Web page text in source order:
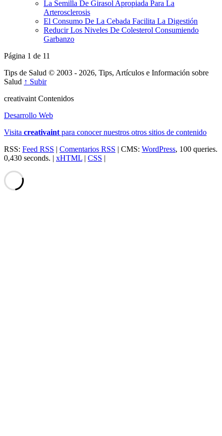
La Semilla De Girasol Apropiada Para La
Arterosclerosis
El Consumo De La Cebada Facilita La Digestión
Reducir Los Niveles De Colesterol Consumiendo
Garbanzo
Página 1 de 11
Tips de Salud © 2003 - 2026, Tips, Artículos e Información sobre
Salud ↑ Subir
creativaint Contenidos
Desarrollo Web
Visita creativaint para conocer nuestros otros sitios de contenido
RSS: Feed RSS | Comentarios RSS | CMS: WordPress, 100 queries.
0,430 seconds. | xHTML | CSS |